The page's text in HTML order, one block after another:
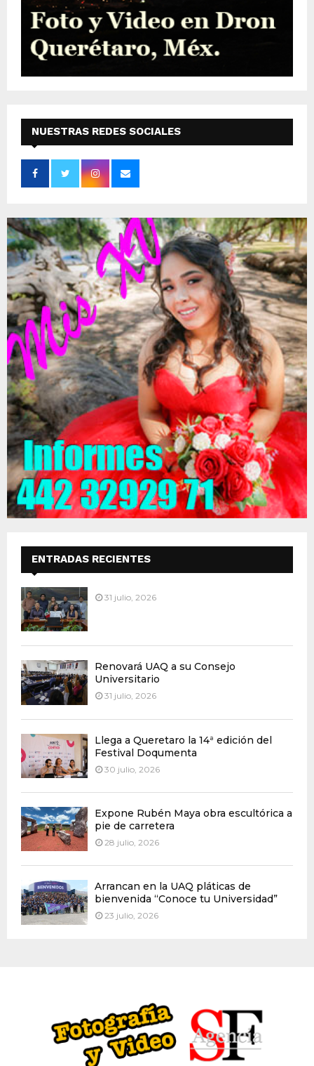
NUESTRAS REDES SOCIALES
ENTRADAS RECIENTES
31 julio, 2026
Renovará UAQ a su Consejo
Universitario
31 julio, 2026
Llega a Queretaro la 14ª edición del
Festival Doqumenta
30 julio, 2026
Expone Rubén Maya obra escultórica a
pie de carretera
28 julio, 2026
Arrancan en la UAQ pláticas de
bienvenida “Conoce tu Universidad”
23 julio, 2026